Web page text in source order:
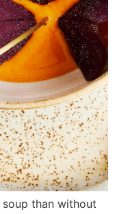
than without